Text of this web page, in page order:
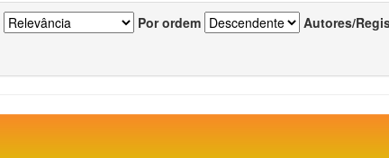
Por ordem Autores/